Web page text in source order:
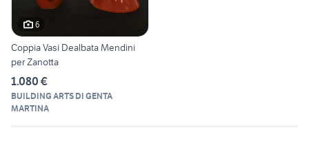
6
Coppia Vasi Dealbata Mendini
per Zanotta
1.080 €
BUILDING ARTS DI GENTA
MARTINA